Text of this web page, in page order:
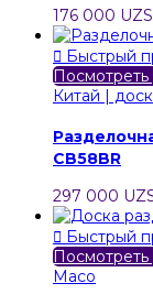
176 000 UZS
 Быстрый
Посмотреть
Китай |
CB58BR
297 000
 Быстрый
Посмотреть
Maco